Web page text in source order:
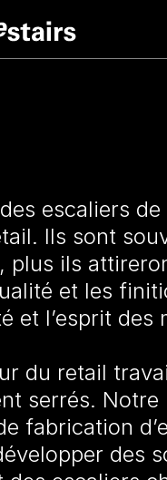
escaliers de
Ils sont
ils
et les
et l’esprit des
du retail
serrés.
fabrication
des